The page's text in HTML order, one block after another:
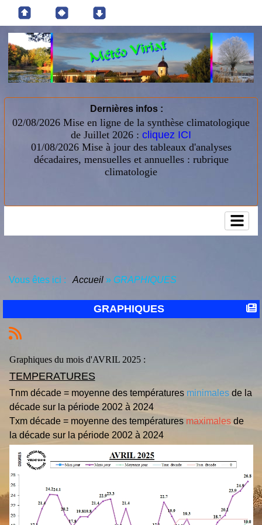
Dernières infos :
02/08/2026 Mise en ligne de la synthèse climatologique
de Juillet 2026 : cliquez ICI
01/08/2026 Mise à jour des tableaux d'analyses
décadaires, mensuelles et annuelles : rubrique
climatologie
Vous êtes ici : Accueil » GRAPHIQUES
GRAPHIQUES
Graphiques du mois d'AVRIL 2025 :
TEMPERATURES
Tnm décade = moyenne des températures minimalesde la
décade sur la période 2002 à 2024
Txm décade = moyenne des températuresmaximalesde
la décade sur la période 2002 à 2024